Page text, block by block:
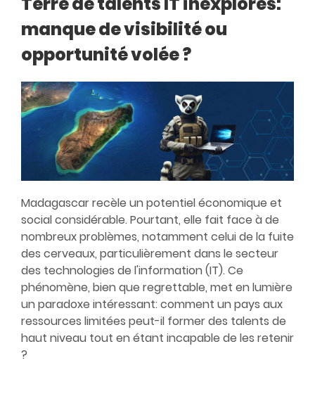
manque de visibilité ou
opportunité volée ?
Madagascar recèle un potentiel économique et
social considérable. Pourtant, elle fait face à de
nombreux problèmes, notamment celui de la fuite
des cerveaux, particulièrement dans le secteur
des technologies de l'information (IT). Ce
phénomène, bien que regrettable, met en lumière
un paradoxe intéressant: comment un pays aux
ressources limitées peut-il former des talents de
haut niveau tout en étant incapable de les retenir
?